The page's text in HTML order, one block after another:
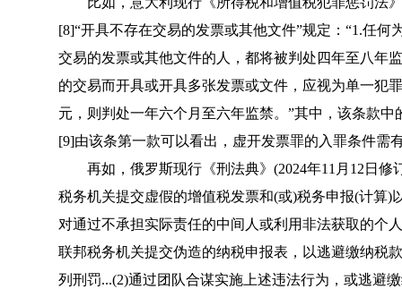
[8]“开具不存在交易的发票或其他文件”规定：“1.任
交易的发票或其他文件的人，都将被判处四年至八年
的交易而开具或开具多张发票或文件，应视为单一犯
元，则判处一年六个月至六年监禁。”其中，该条款
[9]由该条第一款可以看出，虚开发票罪的入罪条件需
再如，俄罗斯现行《刑法典》(2024年11月12日修
税务机关提交虚假的增值税发票和(或)税务申报(计算)
对通过不承担实际责任的中间人或利用非法获取的个
联邦税务机关提交伪造的纳税申报表，以逃避缴纳税
列刑罚...(2)通过团队合谋实施上述违法行为，或逃避